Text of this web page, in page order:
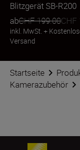
Blitzgerät SB-R200
abCHF 199.00CHF
inkl. MwSt. +
Versand
Startseite
Kamerazubehör